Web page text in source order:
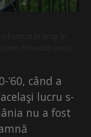
când a
lucru s-
nu a fost